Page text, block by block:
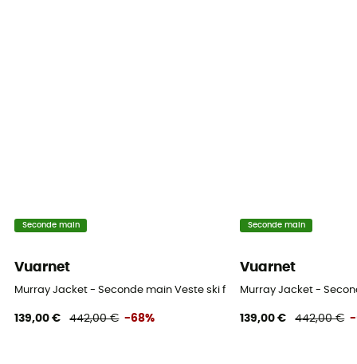
Seconde main
Vuarnet
Murray Jacket - Seconde main Veste ski femme - Blanc - S
139,00 € 442,00 € -68%
Seconde main
Vuarnet
Murray Jacket -
139,00 € 442,00 € -